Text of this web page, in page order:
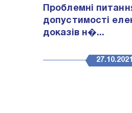
Проблемні
допустимості
доказів н�...
27.10.2021